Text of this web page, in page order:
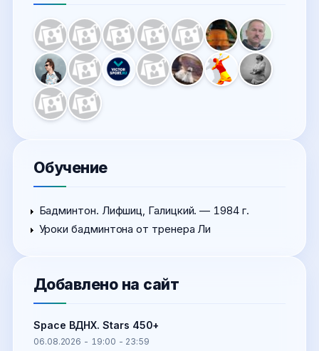
Обучение
Бадминтон. Лифшиц, Галицкий. — 1984 г.
Уроки бадминтона от тренера Ли
Добавлено на сайт
Space ВДНХ. Stars 450+
06.08.2026 - 19:00 - 23:59